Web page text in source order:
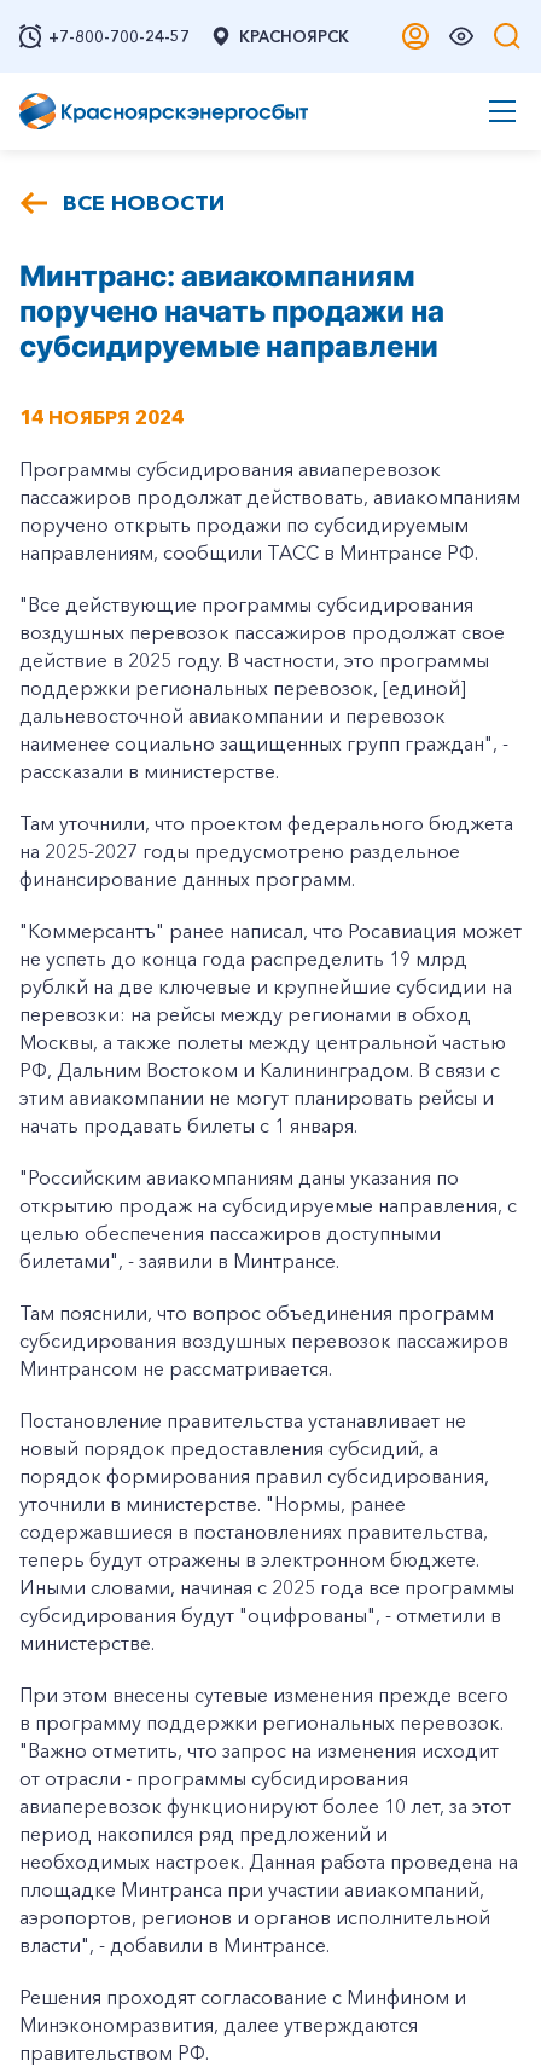
+7-800-700-24-57 КРАСНОЯРСК
ВСЕ НОВОСТИ
Минтранс: авиакомпаниям
поручено начать продажи на
субсидируемые направлени
14 НОЯБРЯ 2024
Программы субсидирования авиаперевозок
пассажиров продолжат действовать, авиакомпаниям
поручено открыть продажи по субсидируемым
направлениям, сообщили ТАСС в Минтрансе РФ.
"Все действующие программы субсидирования
воздушных перевозок пассажиров продолжат свое
действие в 2025 году. В частности, это программы
поддержки региональных перевозок, [единой]
дальневосточной авиакомпании и перевозок
наименее социально защищенных групп граждан", -
рассказали в министерстве.
Там уточнили, что проектом федерального бюджета
на 2025-2027 годы предусмотрено раздельное
финансирование данных программ.
"Коммерсантъ" ранее написал, что Росавиация может
не успеть до конца года распределить 19 млрд
рублкй на две ключевые и крупнейшие субсидии на
перевозки: на рейсы между регионами в обход
Москвы, а также полеты между центральной частью
РФ, Дальним Востоком и Калининградом. В связи с
этим авиакомпании не могут планировать рейсы и
начать продавать билеты с 1 января.
"Российским авиакомпаниям даны указания по
открытию продаж на субсидируемые направления, с
целью обеспечения пассажиров доступными
билетами", - заявили в Минтрансе.
Там пояснили, что вопрос объединения программ
субсидирования воздушных перевозок пассажиров
Минтрансом не рассматривается.
Постановление правительства устанавливает не
новый порядок предоставления субсидий, а
порядок формирования правил субсидирования,
уточнили в министерстве. "Нормы, ранее
содержавшиеся в постановлениях правительства,
теперь будут отражены в электронном бюджете.
Иными словами, начиная с 2025 года все программы
субсидирования будут "оцифрованы", - отметили в
министерстве.
При этом внесены сутевые изменения прежде всего
в программу поддержки региональных перевозок.
"Важно отметить, что запрос на изменения исходит
от отрасли - программы субсидирования
авиаперевозок функционируют более 10 лет, за этот
период накопился ряд предложений и
необходимых настроек. Данная работа проведена на
площадке Минтранса при участии авиакомпаний,
аэропортов, регионов и органов исполнительной
власти", - добавили в Минтрансе.
Решения проходят согласование с Минфином и
Минэкономразвития, далее утверждаются
правительством РФ.